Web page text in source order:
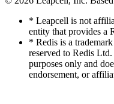
* Leapcell is not
entity that provides a
* Redis is a
reserved to Redis
purposes only and
endorsement, or